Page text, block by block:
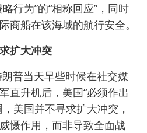
行为”的“相称回应”，同时
商船在该海域的航行安全。
扩大冲突
普当天早些时候在社交媒
直升机后，美国“必须作出
美国并不寻求扩大冲突，
慑作用，而非导致全面战